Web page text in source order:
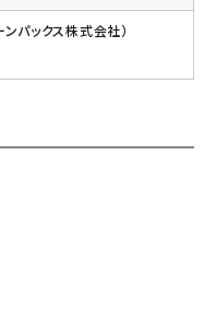
パックス株式会社）